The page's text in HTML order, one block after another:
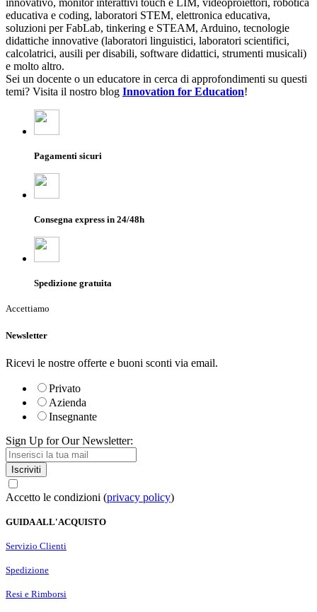
innovativo, monitor interattivi touch e LIM, videoproiettori, robotica
educativa e coding, laboratori STEM, elettronica educativa,
soluzioni per FabLab, tinkering e STEAM, Arduino, tecnologie
didattiche innovative (laboratori linguistici, laboratori scientifici,
calcolatrici, ausili per disabili, software didattici, strumenti musicali)
e molto altro.
Sei un docente o un educatore in cerca di approfondimenti su questi
temi? Visita il nostro blog Innovation for Education!
Pagamenti sicuri
Consegna express in 24/48h
Spedizione gratuita
Accettiamo
Newsletter
Ricevi le nostre offerte e buoni sconti via email.
Privato
Azienda
Insegnante
Sign Up for Our Newsletter:
Iscriviti
Accetto le condizioni (privacy policy)
GUIDA ALL'ACQUISTO
Servizio Clienti
Spedizione
Resi e Rimborsi